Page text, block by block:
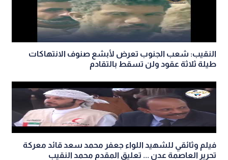
النقيب: شعب الجنوب تعرض لأبشع صنوف الانتهاكات
طيلة ثلاثة عقود ولن تسقط بالتقادم
فيلم وثائقي للشهيد اللواء جعفر محمد سعد قائد معركة
تحرير العاصمة عدن ... تعليق المقدم محمد النقيب